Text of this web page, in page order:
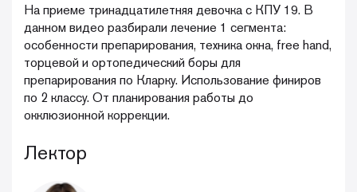
На приеме тринадцатилетняя девочка с КПУ 19. В
данном видео разбирали лечение 1 сегмента:
особенности препарирования, техника окна, free hand,
торцевой и ортопедический боры для
препарирования по Кларку. Использование финиров
по 2 классу. От планирования работы до
окклюзионной коррекции.
Лектор